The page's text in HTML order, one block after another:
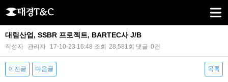
대림산업, SSBR 프로젝트, BARTEC사 J/B
작성자 관리자 17-10-23 16:48 조회 28,581회 댓글 0건
이전글 다음글 목록